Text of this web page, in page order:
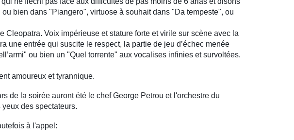
bien dans "Piangero", virtuose à souhait dans "Da tempeste", ou
Cleopatra. Voix impérieuse et stature forte et virile sur scène avec la
une entrée qui suscite le respect, la partie de jeu d’échec menée
ou bien un "Quel torrente" aux vocalises infinies et survoltées.
amoureux et tyrannique.
de la soirée auront été le chef George Petrou et l'orchestre du
des spectateurs.
à l'appel: